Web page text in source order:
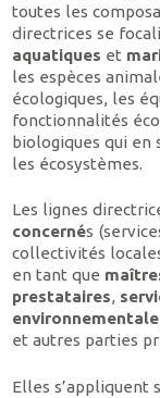
toutes les
directrices se
aquatiques et
les espèces
écologiques, les
fonctionnalités
biologiques qui en
les écosystèmes.
Les lignes
concernés
collectivités
en tant que
prestataires,
environnementale
et autres parties
Elles s’appliquent